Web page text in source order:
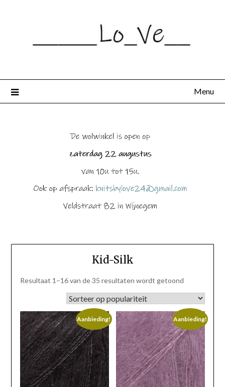
Menu
Kid-Silk
Resultaat 1–16 van de 35 resultaten wordt getoondGesorteerd
populariteit
Aanbieding! Aanbieding!